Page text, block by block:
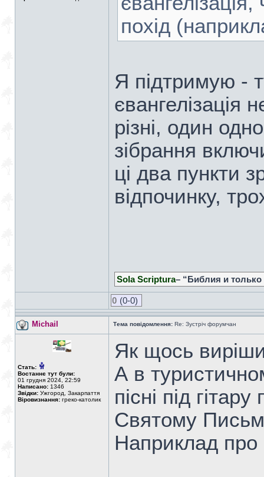
похід
Я підтримую -
євангелізація
різні, один
зібрання
ці два пункти
відпочинку,
Sola Scriptura– “Библия и
0 (0-0)
Michail Тема повідомлення: Re: Зустріч форумчан
Стать:
Востаннє тут були:
01 грудня 2024, 22:59
Написано: 1346
Звідки: Ужгород, Закарпаття
Віровизнання: греко-католик
Як щось
А в
пісні під
Святому
Наприклад про